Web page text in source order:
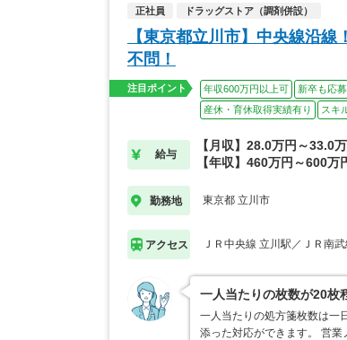
正社員 ドラッグストア（調剤併設）
【東京都立川市】中央線沿
不問！
注目ポイント 年収600万円以上可 新卒も応
産休・育休取得実績有り
スキ
給与
【月収】28.0万円～33.0
【年収】460万円～600万
勤務地 東京都 立川市
アクセス ＪＲ中央線 立川駅／ＪＲ南
一人当たりの枚数が20枚
一人当たりの処方箋枚数は一
添った対応ができます。 営